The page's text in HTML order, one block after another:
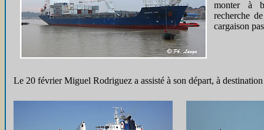
monter à
recherche
cargaison
Le 20 février Miguel Rodriguez a assisté à son départ, à